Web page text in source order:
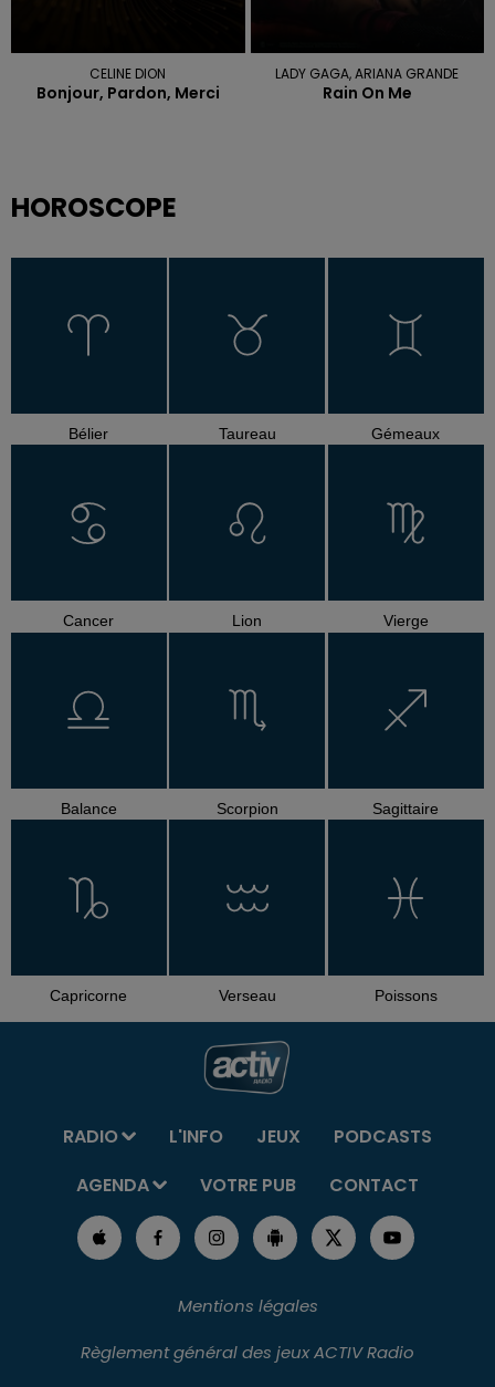
CELINE DION
Bonjour, Pardon, Merci
LADY GAGA, ARIANA GRANDE
Rain On Me
HOROSCOPE
Bélier Taureau Gémeaux
Cancer Lion Vierge
Balance Scorpion Sagittaire
Capricorne Verseau Poissons
RADIO L'INFO JEUX
PODCASTS
AGENDA
VOTRE PUB CONTACT
Mentions légales
Règlement général des jeux ACTIV Radio